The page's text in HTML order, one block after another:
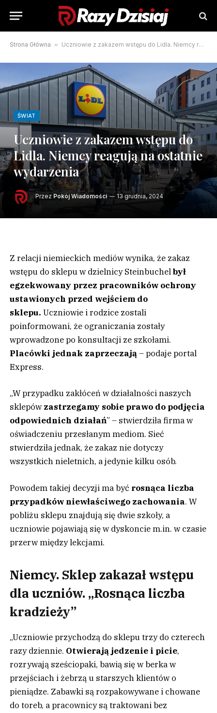
Strona Główna » Uczniowie z zakazem wstępu do Lidla. Niemcy reagują na ostatnie wydarzenia
ŚWIAT
Uczniowie z zakazem wstępu do
Lidla. Niemcy reagują na ostatnie
wydarzenia
Przez Pokój Wiadomości 13 grudnia, 2024
Z relacji niemieckich mediów wynika, że zakaz
wstępu do sklepu w dzielnicy Steinbuchelbył
egzekwowany przez pracowników ochrony
ustawionych przed wejściem do
sklepu. Uczniowie i rodzice zostali
poinformowani, że ograniczania zostały
wprowadzone po konsultacji ze szkołami.
Placówki jednak zaprzeczają– podaje portal
Express.
„W przypadku zakłóceń w działalności naszych
sklepów zastrzegamy sobie prawo do podjęcia
odpowiednich działań” – stwierdziła firma w
oświadczeniu przesłanym mediom. Sieć
stwierdziła jednak, że zakaz nie dotyczy
wszystkich nieletnich, a jedynie kilku osób.
Powodem takiej decyzji ma być rosnąca liczba
przypadków niewłaściwego zachowania. W
pobliżu sklepu znajdują się dwie szkoły, a
uczniowie pojawiają się w dyskoncie m.in. w czasie
przerw między lekcjami.
Niemcy. Sklep zakazał wstępu
dla uczniów. „Rosnąca liczba
kradzieży”
„Uczniowie przychodzą do sklepu trzy do czterech
razy dziennie. Otwierają jedzenie i picie,
rozrywają sześciopaki, bawią się w berka w
przejściach i żebrzą u starszych klientów o
pieniądze. Zabawki są rozpakowywane i chowane
do toreb, a pracownicy są traktowani bez